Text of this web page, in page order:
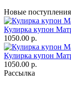
Новые поступления
Кулирка купон
1050.00 р.
Кулирка купон
1050.00 р.
Рассылка